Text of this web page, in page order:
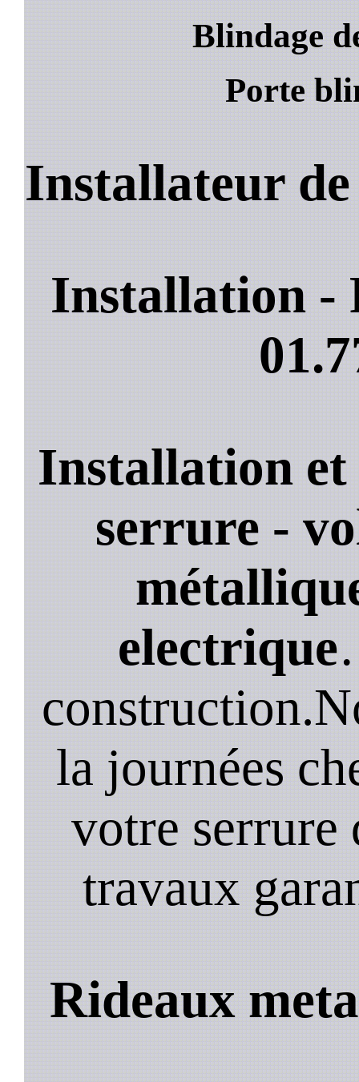
Blindage
Porte
Installateur
Installation -
Installation
serrure -
electrique
la journées
votre serrure
travaux
Rideaux